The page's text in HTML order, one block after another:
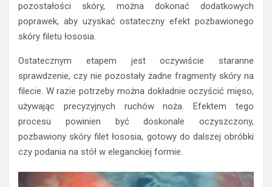
pozostałości skóry, można dokonać dodatkowych
poprawek, aby uzyskać ostateczny efekt pozbawionego
skóry filetu łososia.
Ostatecznym etapem jest oczywiście staranne
sprawdzenie, czy nie pozostały żadne fragmenty skóry na
filecie. W razie potrzeby można dokładnie oczyścić mięso,
używając precyzyjnych ruchów noża. Efektem tego
procesu powinien być doskonale oczyszczony,
pozbawiony skóry filet łososia, gotowy do dalszej obróbki
czy podania na stół w eleganckiej formie.